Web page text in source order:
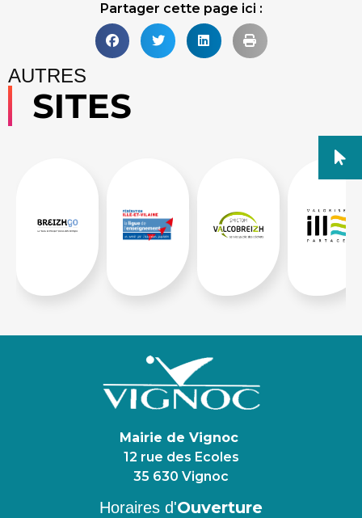
Partager cette page ici :
AUTRES
SITES
Mairie de Vignoc
12 rue des Ecoles
35 630 Vignoc
Horaires d'Ouverture